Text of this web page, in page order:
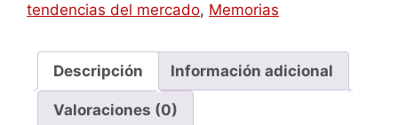
CL40
(KIT
2)
FURY
tendencias del mercado, Memorias
Descripción Información adicional
Valoraciones (0)